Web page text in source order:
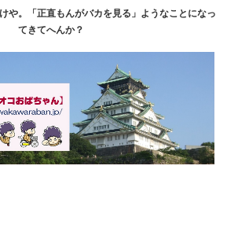
や。「正直もんがバカを見る」ようなことになっ
てきてへんか？